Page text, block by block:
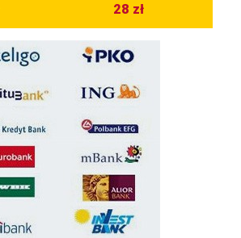
28 zł